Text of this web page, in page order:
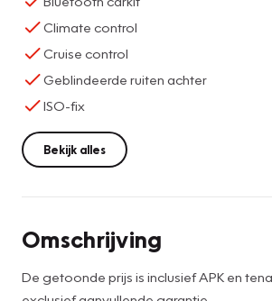
Climate control
Cruise control
Geblindeerde ruiten achter
ISO-fix
Bekijk alles
Omschrijving
De getoonde prijs is inclusief APK en